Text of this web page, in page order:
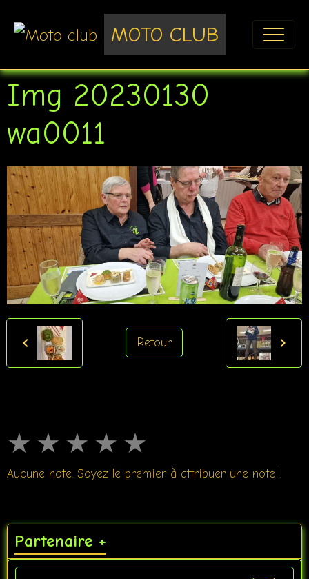
MOTO CLUB
Img 20230130
wa0011
Retour
★ ★ ★ ★ ★
Aucune note. Soyez le premier à attribuer une note !
Partenaire +